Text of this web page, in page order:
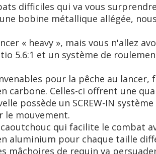
difficiles qui va vous
bobine métallique allégée,
« heavy », mais vous n'allez
5.6:1 et un système de
pour la pêche au lancer,
carbone. Celles-ci offrent une
possède un SCREW-IN
mouvement.
qui facilite le combat
aluminium pour chaque taille
mâchoires de requin va